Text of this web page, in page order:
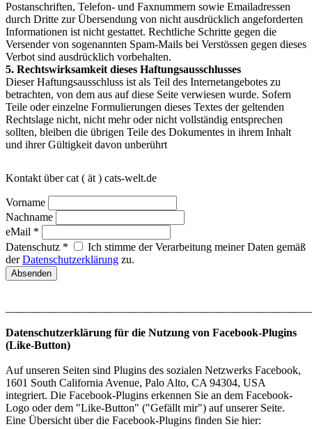
Postanschriften, Telefon- und Faxnummern sowie Emailadressen
durch Dritte zur Übersendung von nicht ausdrücklich angeforderten
Informationen ist nicht gestattet. Rechtliche Schritte gegen die
Versender von sogenannten Spam-Mails bei Verstössen gegen dieses
Verbot sind ausdrücklich vorbehalten.
5. Rechtswirksamkeit dieses Haftungsausschlusses
Dieser Haftungsausschluss ist als Teil des Internetangebotes zu
betrachten, von dem aus auf diese Seite verwiesen wurde. Sofern
Teile oder einzelne Formulierungen dieses Textes der geltenden
Rechtslage nicht, nicht mehr oder nicht vollständig entsprechen
sollten, bleiben die übrigen Teile des Dokumentes in ihrem Inhalt
und ihrer Gültigkeit davon unberührt
Kontakt über cat ( ät ) cats-welt.de
Vorname
Nachname
eMail *
Datenschutz *
Ich stimme der Verarbeitung meiner Daten gemäß
derDatenschutzerklärung zu.
Datenschutzerklärung für die Nutzung von Facebook-Plugins
(Like-Button)
Auf unseren Seiten sind Plugins des sozialen Netzwerks Facebook,
1601 South California Avenue, Palo Alto, CA 94304, USA
integriert. Die Facebook-Plugins erkennen Sie an dem Facebook-
Logo oder dem "Like-Button" ("Gefällt mir") auf unserer Seite.
Eine Übersicht über die Facebook-Plugins finden Sie hier: